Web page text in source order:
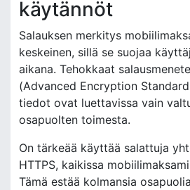
käytännöt
Salauksen merkitys
keskeinen, sillä se suojaa
aikana. Tehokkaat
(Advanced Encryption
tiedot ovat luettavissa vain
osapuolten toimesta.
On tärkeää käyttää salattuja
HTTPS, kaikissa
Tämä estää kolmansia